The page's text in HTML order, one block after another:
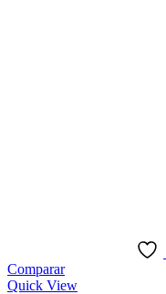
Comparar
Quick View